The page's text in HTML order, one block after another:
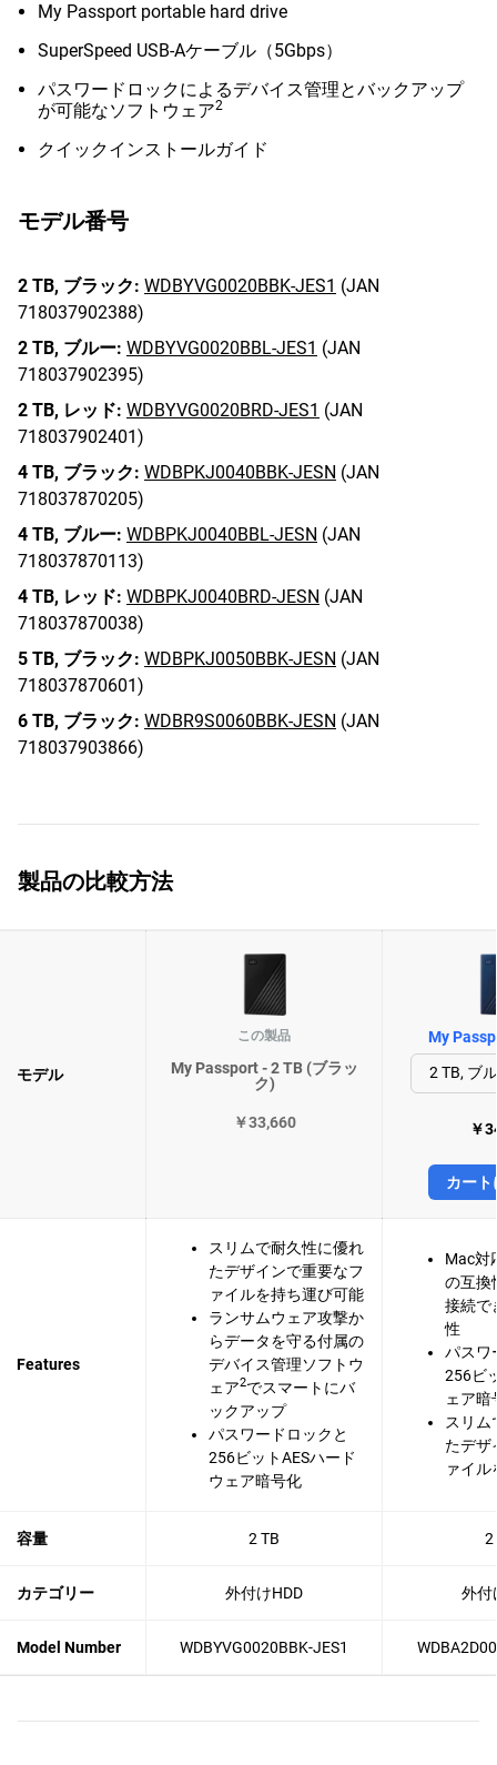
My Passport portable hard drive
SuperSpeed USB-Aケーブル（5Gbps）
パスワードロックによるデバイス管理とバックアップ
が可能なソフトウェア2
クイックインストールガイド
モデル番号
2 TB, ブラック: WDBYVG0020BBK-JES1 (JAN
718037902388)
2 TB, ブルー: WDBYVG0020BBL-JES1 (JAN
718037902395)
2 TB, レッド: WDBYVG0020BRD-JES1 (JAN
718037902401)
4 TB, ブラック: WDBPKJ0040BBK-JESN (JAN
718037870205)
4 TB, ブルー: WDBPKJ0040BBL-JESN (JAN
718037870113)
4 TB, レッド: WDBPKJ0040BRD-JESN (JAN
718037870038)
5 TB, ブラック: WDBPKJ0050BBK-JESN (JAN
718037870601)
6 TB, ブラック: WDBR9S0060BBK-JESN (JAN
718037903866)
製品の比較方法
モデル
この製品
My Passport - 2 TB (ブラッ
ク)
￥33,660
My
￥
カート
Features
スリムで耐久性に優れ
たデザインで重要なフ
ァイルを持ち運び可能
ランサムウェア攻撃か
らデータを守る付属の
デバイス管理ソフトウ
ェア2でスマートにバ
ックアップ
パスワードロックと
256ビットAESハード
ウェア暗号化
Mac対
の互換
接続で
性
パスワ
256ビ
ェア暗
スリム
たデザ
ァイ
容量 2 TB 2
カテゴリー 外付けHDD 外付
Model Number WDBYVG0020BBK-JES1